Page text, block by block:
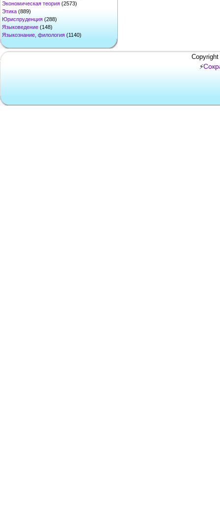
Экономическая теория (2573)
Этика (889)
Юриспруденция (288)
Языковедение (148)
Языкознание, филология (1140)
⚡